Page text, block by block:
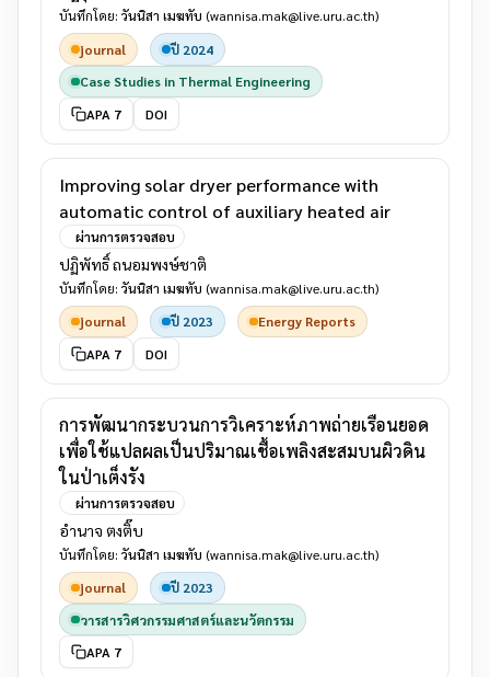
บันทึกโดย: วันนิสา เมฆทับ (wannisa.mak@live.uru.ac.th)
journal
ปี 2024
Case Studies in Thermal Engineering
APA 7
DOI
Improving solar dryer performance with
automatic control of auxiliary heated air
ผ่านการตรวจสอบ
ปฏิพัทธิ์ ถนอมพงษ์ชาติ
บันทึกโดย: วันนิสา เมฆทับ (wannisa.mak@live.uru.ac.th)
journal
ปี 2023
Energy Reports
APA 7
DOI
การพัฒนากระบวนการวิเคราะห์ภาพถ่ายเรือนยอด
เพื่อใช้แปลผลเป็นปริมาณเชื้อเพลิงสะสมบนผิวดิน
ในป่าเต็งรัง
ผ่านการตรวจสอบ
อำนาจ ตงติ๊บ
บันทึกโดย: วันนิสา เมฆทับ (wannisa.mak@live.uru.ac.th)
journal
ปี 2023
วารสารวิศวกรรมศาสตร์และนวัตกรรม
APA 7